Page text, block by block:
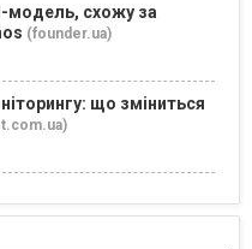
модель, схожу за
(founder.ua)
що зміниться